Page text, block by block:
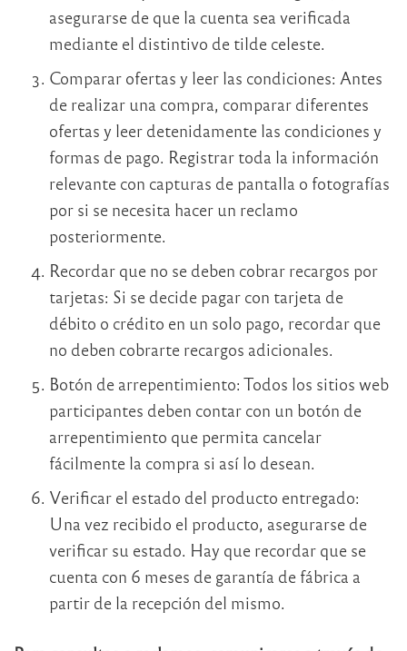
asegurarse de que la cuenta sea verificada
mediante el distintivo de tilde celeste.
Comparar ofertas y leer las condiciones: Antes
de realizar una compra, comparar diferentes
ofertas y leer detenidamente las condiciones y
formas de pago. Registrar toda la información
relevante con capturas de pantalla o fotografías
por si se necesita hacer un reclamo
posteriormente.
Recordar que no se deben cobrar recargos por
tarjetas: Si se decide pagar con tarjeta de
débito o crédito en un solo pago, recordar que
no deben cobrarte recargos adicionales.
Botón de arrepentimiento: Todos los sitios web
participantes deben contar con un botón de
arrepentimiento que permita cancelar
fácilmente la compra si así lo desean.
Verificar el estado del producto entregado:
Una vez recibido el producto, asegurarse de
verificar su estado. Hay que recordar que se
cuenta con 6 meses de garantía de fábrica a
partir de la recepción del mismo.